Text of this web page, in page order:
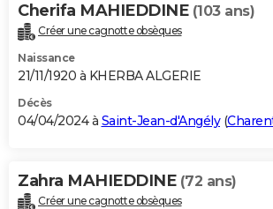
Cherifa MAHIEDDINE (103 ans)
Créer une cagnotte obsèques
Naissance
21/11/1920 à KHERBA ALGERIE
Décès
04/04/2024 à Saint-Jean-d'Angély(
Zahra MAHIEDDINE (72 ans)
Créer une cagnotte obsèques